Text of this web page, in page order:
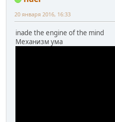
20 января 2016, 16:33
inade the engine of the mind
Механизм ума